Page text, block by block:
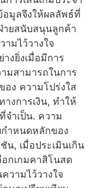
อมูลจึงให้ผลลัพธ์ที่
ายสนับสนุนลูกค้า
มไว้วางใจ
งยิ่งเมื่อมีการ
มสามารถในการ
อง ความโปร่งใส
งการเงิน, ทำให้
จำเป็น. ความ
กำหนดหลักของ
น, เมื่อประเมินเกิน
กเกมคาสิโนสด
วามไว้วางใจ